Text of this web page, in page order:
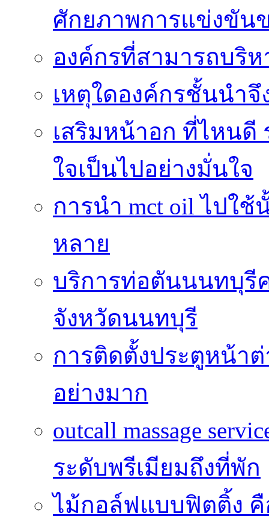
ศักยภาพการแข่งขัน
องค์กรที่สามารถบริ
เหตุใดองค์กรชั้นนำ
เสริมหน้าอก ที่ไหนดี
ใจเป็นไปอย่างมั่นใจ
การนำ mct oil ไปใ
หลาย
บริการท่อตันนนทบุรี
จังหวัดนนทบุรี
การติดตั้งประตูหน้า
อย่างมาก
outcall massage
ระดับพรีเมียมถึงที่พัก
ไม้กอล์ฟแบบฟิตติ้ง คื